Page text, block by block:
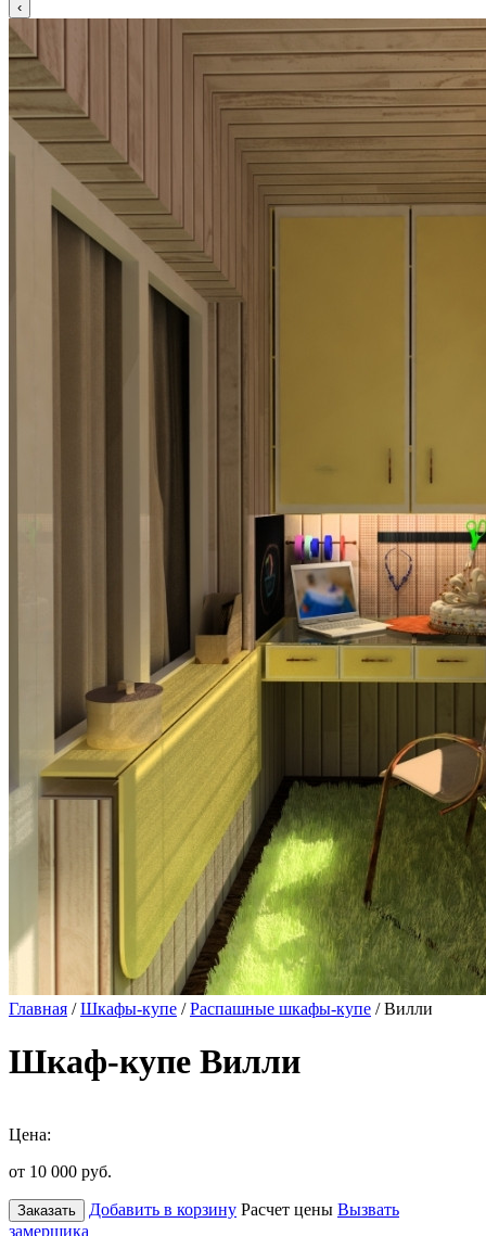
Главная /Шкафы-купе /Распашные шкафы-купе / Вилли
Шкаф-купе Вилли
Цена:
от 10 000 руб.
Заказать Добавить в корзину Расчет цены Вызвать
замерщика